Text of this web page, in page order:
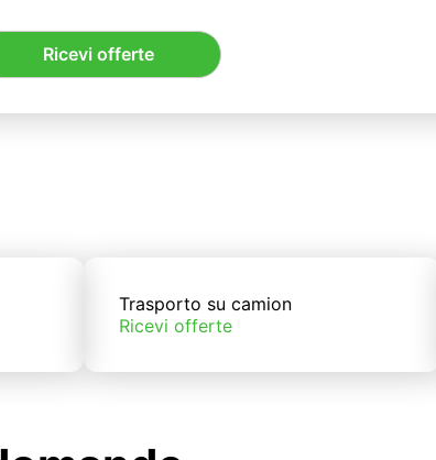
Ricevi offerte
Trasporto su camion
Ricevi offerte